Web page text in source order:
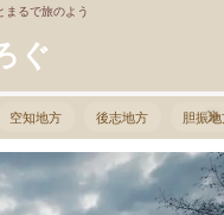
まるで旅のよう
ぐ
空知地方 後志地方 胆振